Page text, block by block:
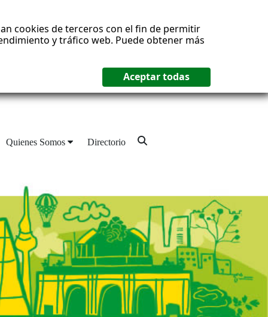
cookies de terceros con el fin de permitir
y tráfico web. Puede obtener más
Quienes Somos Directorio